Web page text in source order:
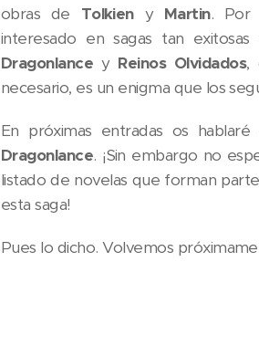
obras de Tolkien y Martin. Por
interesado en sagas tan
Dragonlancey Reinos Olvidados,
necesario, es un enigma que los
En próximas entradas os
Dragonlance. ¡Sin embargo no
listado de novelas que forman
esta saga!
Pues lo dicho. Volvemos